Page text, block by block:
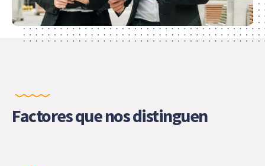
Factores que nos distinguen